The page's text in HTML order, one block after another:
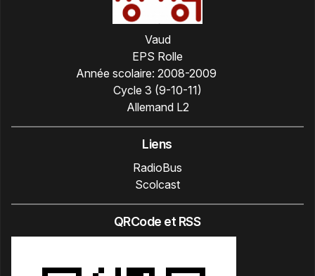
Vaud
EPS Rolle
Année scolaire: 2008-2009
Cycle 3 (9-10-11)
Allemand L2
Liens
RadioBus
Scolcast
QRCode et RSS